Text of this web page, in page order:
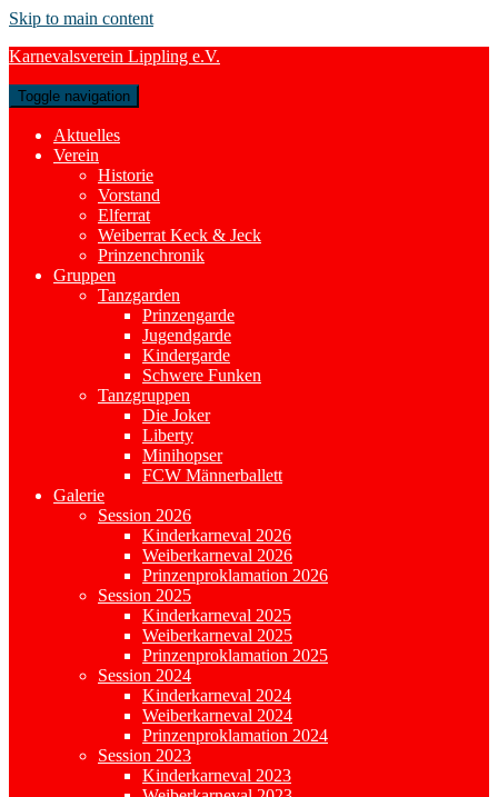
Skip to main content
Karnevalsverein Lippling e.V.
Toggle navigation
Aktuelles
Verein
Historie
Vorstand
Elferrat
Weiberrat Keck & Jeck
Prinzenchronik
Gruppen
Tanzgarden
Prinzengarde
Jugendgarde
Kindergarde
Schwere Funken
Tanzgruppen
Die Joker
Liberty
Minihopser
FCW Männerballett
Galerie
Session 2026
Kinderkarneval 2026
Weiberkarneval 2026
Prinzenproklamation 2026
Session 2025
Kinderkarneval 2025
Weiberkarneval 2025
Prinzenproklamation 2025
Session 2024
Kinderkarneval 2024
Weiberkarneval 2024
Prinzenproklamation 2024
Session 2023
Kinderkarneval 2023